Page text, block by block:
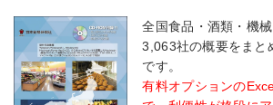
全国食品・酒類・機
3,063社の概要をまと
です。
有料オプションの